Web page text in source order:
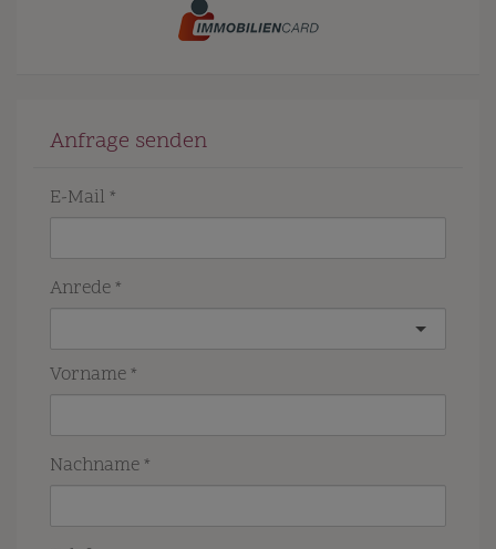
Anfrage senden
E-Mail
Anrede
Vorname
Nachname